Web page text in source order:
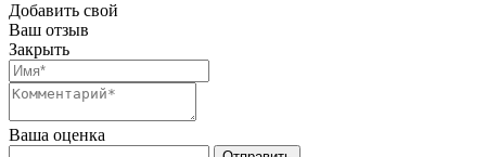
Добавить свой
Ваш отзыв
Закрыть
Ваша оценка